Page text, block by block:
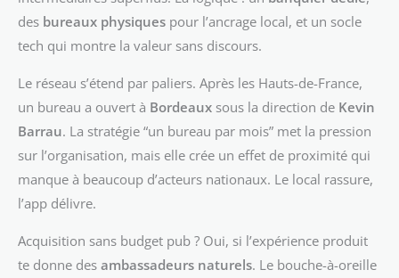
des bureaux physiques pour l’ancrage local, et un socle
tech qui montre la valeur sans discours.
Le réseau s’étend par paliers. Après les Hauts-de-France,
un bureau a ouvert à Bordeaux sous la direction de Kevin
Barrau. La stratégie “un bureau par mois” met la pression
sur l’organisation, mais elle crée un effet de proximité qui
manque à beaucoup d’acteurs nationaux. Le local rassure,
l’app délivre.
Acquisition sans budget pub ? Oui, si l’expérience produit
te donne des ambassadeurs naturels. Le bouche-à-oreille